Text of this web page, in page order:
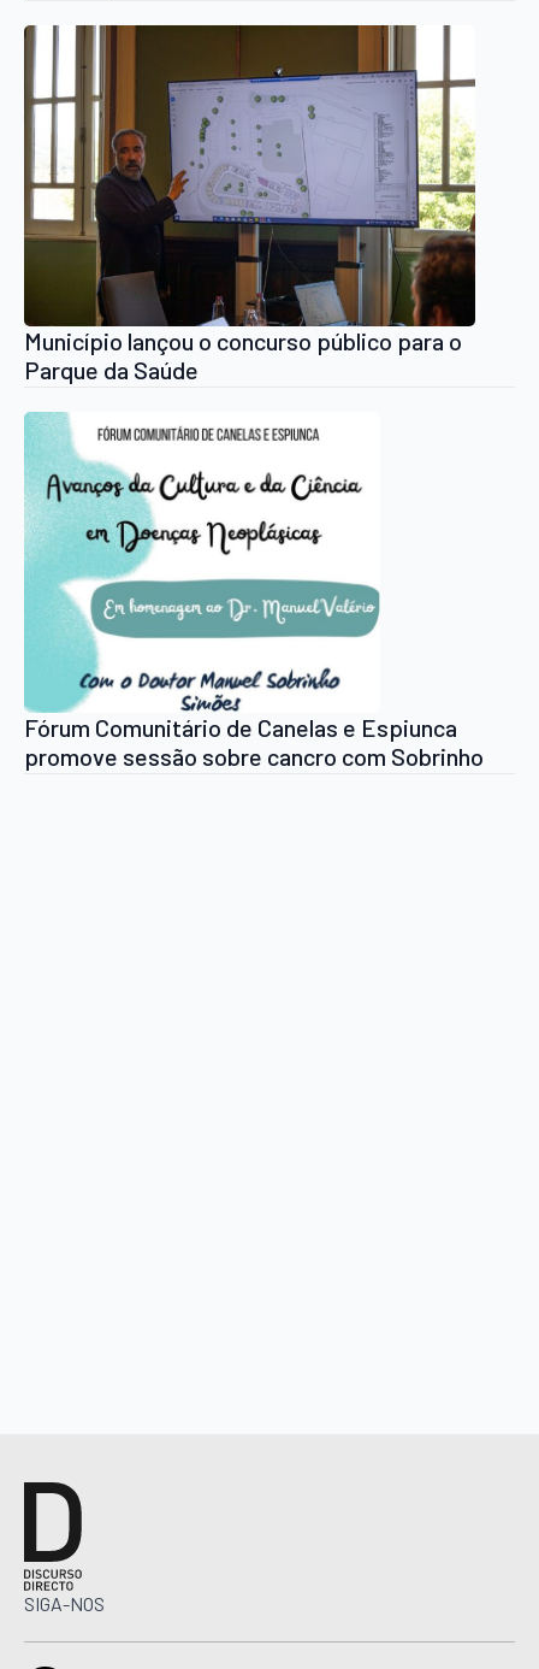
Município lançou o concurso público para o
Parque da Saúde
Fórum Comunitário de Canelas e Espiunca
promove sessão sobre cancro com Sobrinho
SIGA-NOS